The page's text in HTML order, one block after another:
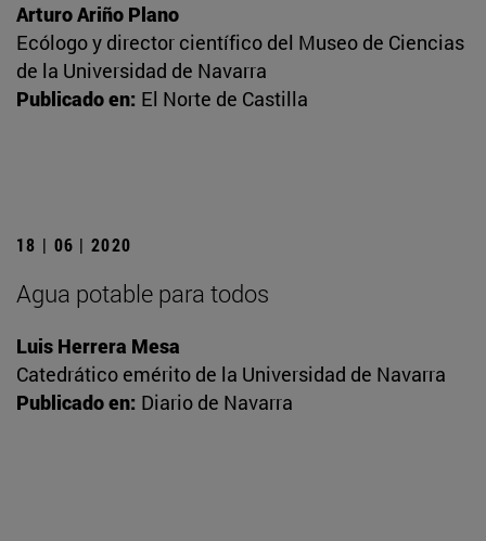
Arturo Ariño Plano
Ecólogo y director científico del Museo de Ciencias
de la Universidad de Navarra
Publicado en: El Norte de Castilla
18 | 06 | 2020
Agua potable para todos
Luis Herrera Mesa
Catedrático emérito de la Universidad de Navarra
Publicado en: Diario de Navarra